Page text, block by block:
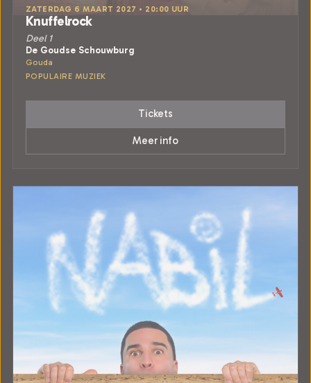
ZATERDAG 6 MAART 2027 • 20:00 UUR
Knuffelrock
Deel 1
De Goudse Schouwburg
Gouda
POPULAIRE MUZIEK
Tickets
Meer info